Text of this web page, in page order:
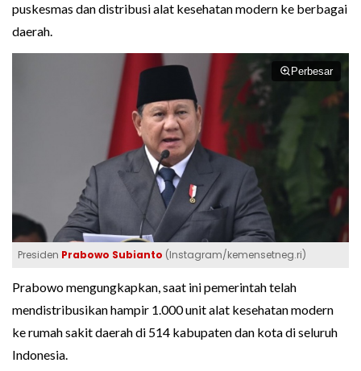
puskesmas dan distribusi alat kesehatan modern ke berbagai
daerah.
Perbesar
Presiden Prabowo Subianto (Instagram/kemensetneg.ri)
Prabowo mengungkapkan, saat ini pemerintah telah
mendistribusikan hampir 1.000 unit alat kesehatan modern
ke rumah sakit daerah di 514 kabupaten dan kota di seluruh
Indonesia.